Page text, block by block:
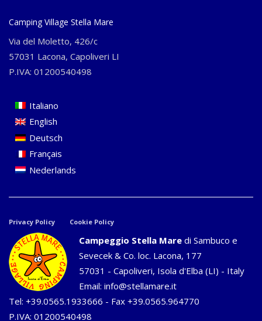
Camping Village Stella Mare
Via del Moletto, 426/c
57031 Lacona, Capoliveri LI
P.IVA: 01200540498
Italiano
English
Deutsch
Français
Nederlands
Privacy Policy Cookie Policy
Campeggio Stella Mare di Sambuco e
Sevecek & Co. loc. Lacona, 177
57031 - Capoliveri, Isola d'Elba (LI) - Italy
Email: info@stellamare.it
Tel: +39.0565.1933666 - Fax +39.0565.964770
P.IVA: 01200540498